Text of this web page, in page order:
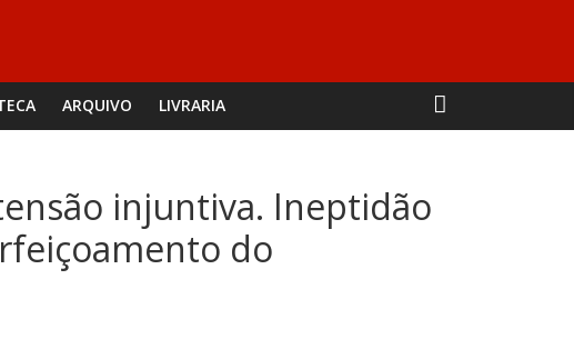
ARQUIVO LIVRARIA
injuntiva. Ineptidão
do